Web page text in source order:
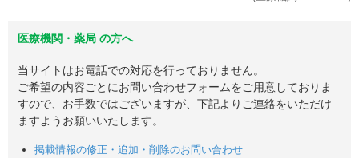
医療機関・薬局 の方へ
当サイトはお電話での対応を行っておりません。
ご希望の内容ごとにお問い合わせフォームをご用意しておりま
すので、お手数ではございますが、下記よりご連絡をいただけ
ますようお願いいたします。
掲載情報の修正・追加・削除のお問い合わせ